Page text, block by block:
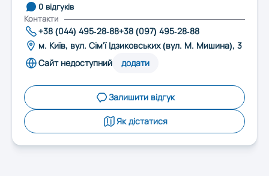
Запоріжжя
Івано-Франківськ
Кропивницький
0 відгуків
Контакти
+38 (044) 495-28-88+38 (097) 495-28-88
м. Київ, вул. Сім'ї Ідзиковських (вул. М. Мишина), 3
Сайт недоступний
додати
Залишити відгук
Як дістатися